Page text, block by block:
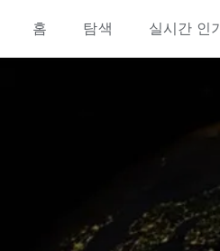
홈 탐색 실시간 인기